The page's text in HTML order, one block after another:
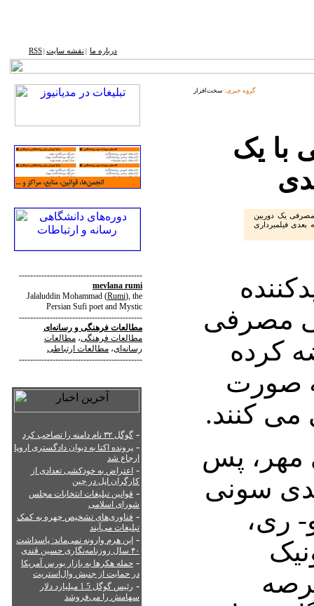
درباره ما نقشه ‌سایت RSS
--------------------------------------------
mevlana rumi
Jalaluddin Mohammad (Rumi), the
Persian Sufi poet and Mystic
--------------------------------------------
مطالعات فرهنگی و رسانه‌ای
مطالعات فرهنگی، مطالعات
رسانه‌ای، مطالعات ارتباطی
--------------------------------------------
- گوگل ۳۲ نام دامنه را تصاحب کرد
- پرونده اکتا به دیوان دادگستری اروپا
ارجاع شد
- اعتراض به خودکشی تعدادی از
کارگران اپل در چین
- قوانین تبلیغات انتخابات مجلس
شورای اسلامی
- فناوری‌های تشخیص چهره به کمک
تبلیغات می‌آیند
- این هرم وارونه نمی‌ماند: پاسداشت
۴۰ سال روزنامه‌نگاری حسین قندی
- حمله هکرها به بازار بورس آمریکا
در حمایت از جنبش وال‌استریت
-
رئیس گوگل 1.5 میلیارد دلار
سهامش را می‌فروشد
گروه خبری: سخت‌افزار
با یک
مصرفی یک دوربین
فیلمبرداری
مصرفی
کرده
صورت
می کنند.
مهر، پس
سونی
ری،